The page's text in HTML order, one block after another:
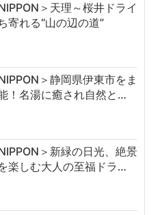
＞天理～桜井ドライ
寄れる“山の辺の道”
＞静岡県伊東市をま
！名湯に癒され自然と…
＞新緑の日光、絶景
楽しむ大人の至福ドラ…